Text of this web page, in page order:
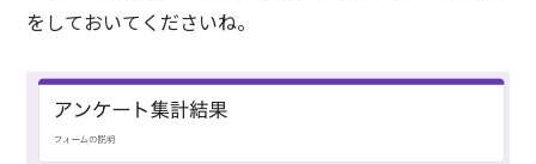
をしておいてくださいね。